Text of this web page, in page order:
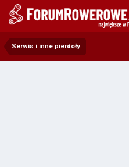
Serwis i inne pierdoły